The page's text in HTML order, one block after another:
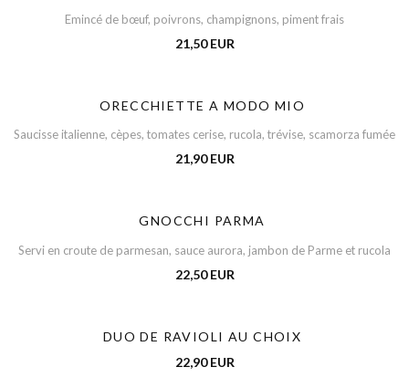
Emincé de bœuf, poivrons, champignons, piment frais
21,50 EUR
ORECCHIETTE A MODO MIO
Saucisse italienne, cèpes, tomates cerise, rucola, trévise, scamorza fumée
21,90 EUR
GNOCCHI PARMA
Servi en croute de parmesan, sauce aurora, jambon de Parme et rucola
22,50 EUR
DUO DE RAVIOLI AU CHOIX
22,90 EUR